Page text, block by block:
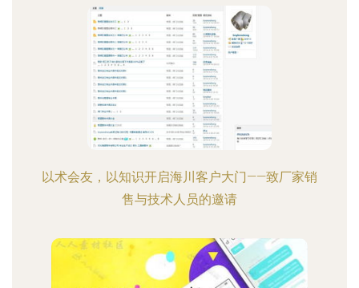
以术会友，以知识开启海川客户大门——致厂家销
售与技术人员的邀请